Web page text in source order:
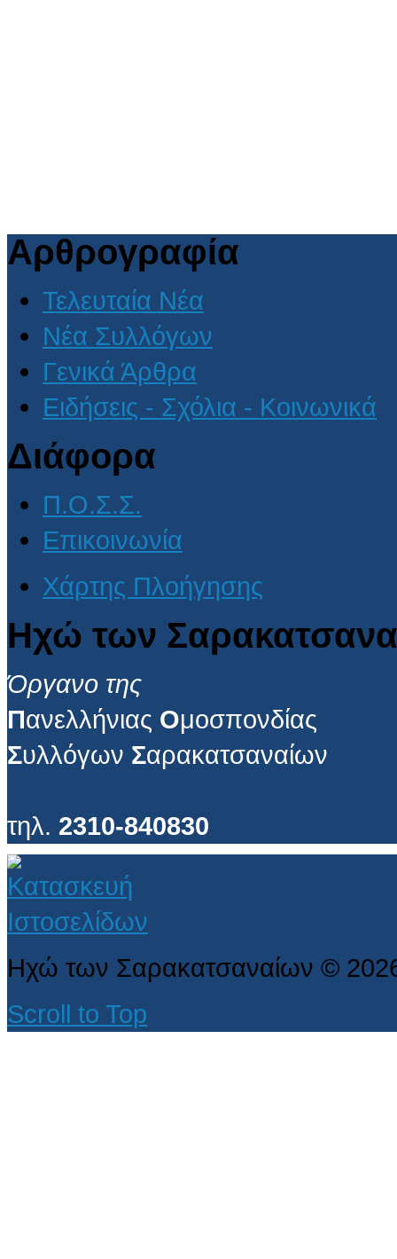
Αρθρογραφία
Τελευταία Νέα
Νέα Συλλόγων
Γενικά Άρθρα
Ειδήσεις - Σχόλια - Κοινωνικά
Διάφορα
Π.Ο.Σ.Σ.
Επικοινωνία
Χάρτης Πλοήγησης
Ηχώ των
Όργανο της
Πανελλήνιας Ομοσπονδίας
Συλλόγων Σαρακατσαναίων
τηλ. 2310-840830
Ηχώ των Σαρακατσαναίων ©
Scroll to Top